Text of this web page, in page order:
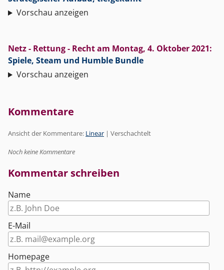
Vorschau anzeigen
Netz - Rettung - Rechtam Montag, 4. Oktober 2021:
Spiele, Steam und Humble Bundle
Vorschau anzeigen
Kommentare
Ansicht der Kommentare: Linear | Verschachtelt
Noch keine Kommentare
Kommentar schreiben
Name
E-Mail
Homepage